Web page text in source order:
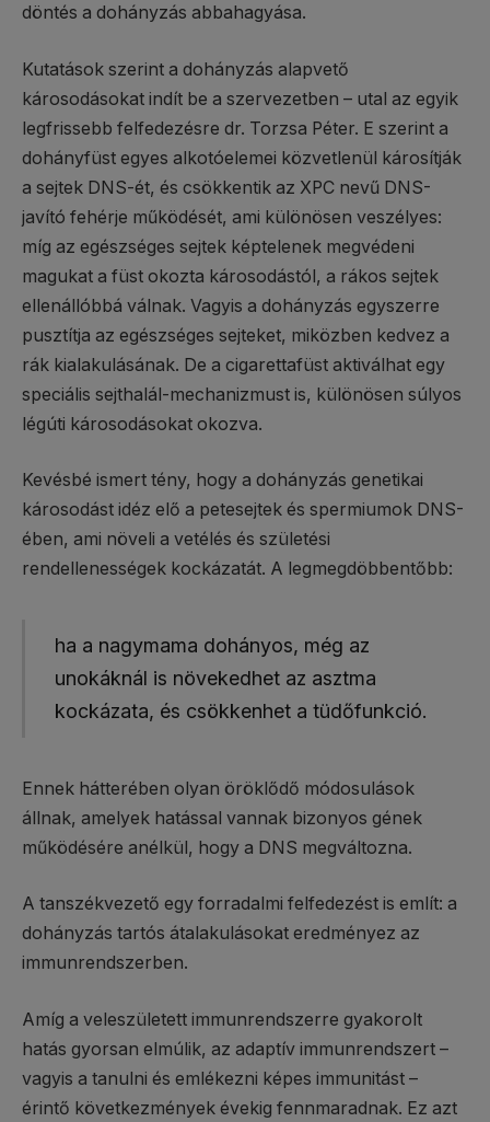
döntés a dohányzás abbahagyása.
Kutatások szerint a dohányzás alapvető
károsodásokat indít be a szervezetben – utal az egyik
legfrissebb felfedezésre dr. Torzsa Péter. E szerint a
dohányfüst egyes alkotóelemei közvetlenül károsítják
a sejtek DNS-ét, és csökkentik az XPC nevű DNS-
javító fehérje működését, ami különösen veszélyes:
míg az egészséges sejtek képtelenek megvédeni
magukat a füst okozta károsodástól, a rákos sejtek
ellenállóbbá válnak. Vagyis a dohányzás egyszerre
pusztítja az egészséges sejteket, miközben kedvez a
rák kialakulásának.​ De a cigarettafüst aktiválhat egy
speciális sejthalál-mechanizmust is, különösen súlyos
légúti károsodásokat okozva.​
Kevésbé ismert tény, hogy a dohányzás genetikai
károsodást idéz elő a petesejtek és spermiumok DNS-
ében, ami növeli a vetélés és születési
rendellenességek kockázatát. A legmegdöbbentőbb:
ha a nagymama dohányos, még az
unokáknál is növekedhet az asztma
kockázata, és csökkenhet a tüdőfunkció.​
Ennek hátterében olyan öröklődő módosulások
állnak, amelyek hatással vannak bizonyos gének
működésére anélkül, hogy a DNS megváltozna.
A tanszékvezető egy forradalmi felfedezést is említ: a
dohányzás tartós átalakulásokat eredményez az
immunrendszerben.
Amíg a veleszületett immunrendszerre gyakorolt
hatás gyorsan elmúlik, az adaptív immunrendszert –
vagyis a tanulni és emlékezni képes immunitást –
érintő következmények évekig fennmaradnak. Ez azt